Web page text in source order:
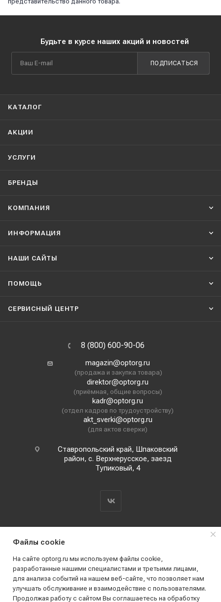
Будьте в курсе наших акций и новостей
ПОДПИСАТЬСЯ
КАТАЛОГ
АКЦИИ
УСЛУГИ
БРЕНДЫ
КОМПАНИЯ
ИНФОРМАЦИЯ
НАШИ CАЙТЫ
ПОМОЩЬ
СЕРВИСНЫЙ ЦЕНТР
8 (800) 600-90-06
magazin@optorg.ru
(продажа и закупка товара)
direktor@optorg.ru
(приёмная, общие вопросы)
kadr@optorg.ru
(отдел кадров по трудоустройству)
akt_sverki@optorg.ru
(для актов сверки)
Ставропольский край, Шпаковский
район, с. Верхнерусское, заезд
Тупиковый, 4
2019 - 2026 © АО КПК "Ставропольстройопторг"
Все права защищены
Файлы cookie
На сайте optorg.ru мы используем файлы cookie,
разработанные нашими специалистами и третьими лицами,
для анализа событий на нашем веб-сайте, что позволяет нам
улучшать обслуживание и взаимодействие с пользователями.
Продолжая работу с сайтом Вы соглашаетесь на обработку